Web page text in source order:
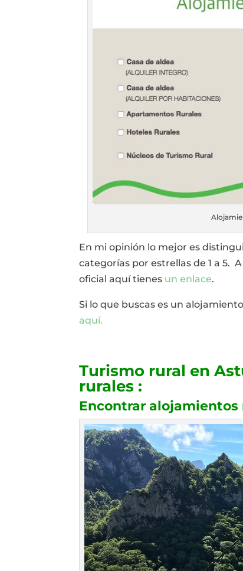
En mi opinión lo mejor es
categorías por estrellas de 1 a 5.
oficial aquí tienes un enlace.
Si lo que buscas es un
aquí.
Turismo rural en
rurales :
Encontrar alojamientos